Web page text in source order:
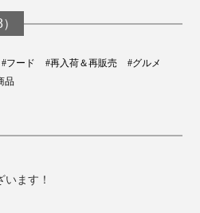
#フード #再入荷＆再販売
#グルメ
品
ます！